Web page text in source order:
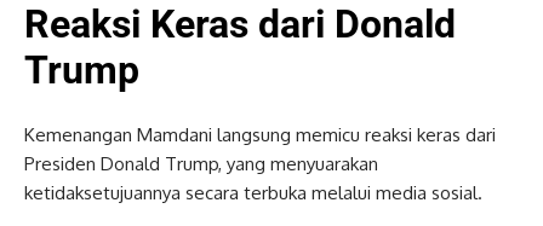
Reaksi Keras dari Donald
Trump
Kemenangan Mamdani langsung memicu reaksi keras dari
Presiden Donald Trump, yang menyuarakan
ketidaksetujuannya secara terbuka melalui media sosial.